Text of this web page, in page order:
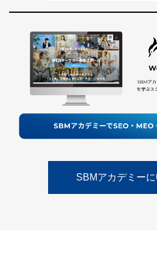
SBMアカデミーに